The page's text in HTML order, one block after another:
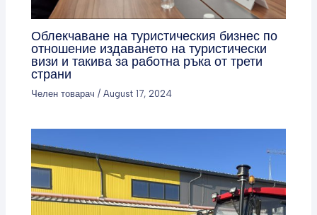
Облекчаване на туристическия бизнес по
отношение издаването на туристически
визи и такива за работна ръка от трети
страни
Челен товарач /August 17, 2024